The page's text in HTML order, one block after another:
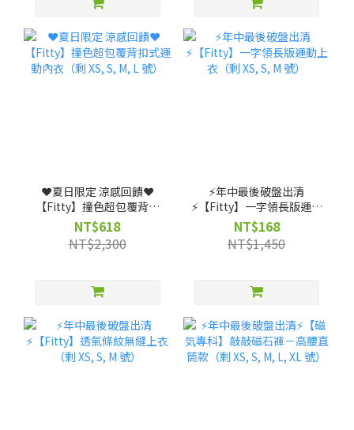
❤️夏日限定 涼感回饋❤️
【Fitty】撞色超包覆背扣
式運動內衣（剩 XS, S, M, L
號）
NT$618
NT$2,300
⚡️年中最後破盤出清
⚡️【Fitty】一字領長版運動
上衣（剩 XS, S, M 號）
NT$168
NT$1,450